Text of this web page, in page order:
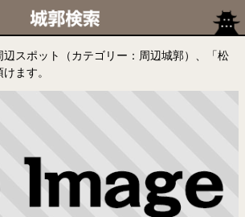
辺スポット（カテゴリー：周辺城郭）、「松
ます。